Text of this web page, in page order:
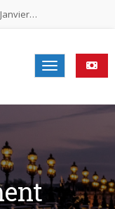
2026
2026